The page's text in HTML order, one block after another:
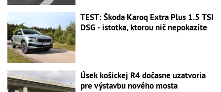
TEST: Škoda Karoq Extra Plus 1.5 TSI
DSG - istotka, ktorou nič nepokazíte
Úsek košickej R4 dočasne uzatvoria
pre výstavbu nového mosta